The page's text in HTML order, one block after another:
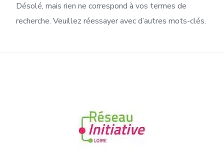
Désolé, mais rien ne correspond à vos termes de
recherche. Veuillez réessayer avec d’autres mots-clés.